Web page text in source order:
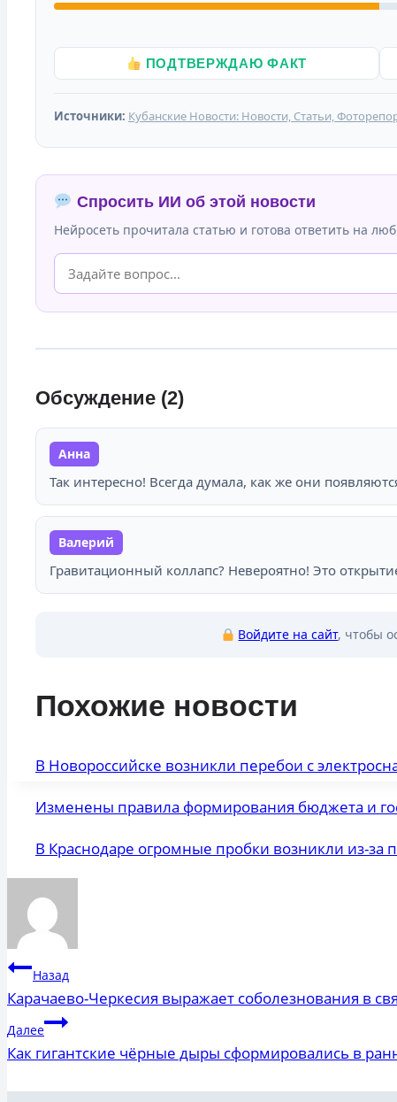
ПОДТВЕРЖДАЮ ФАКТ
Источники: Кубанские Новости: Новости, Статьи,
Спросить ИИ об этой новости
Нейросеть прочитала статью и готова ответить на
Обсуждение (2)
Анна
Так интересно! Всегда думала, как же они
Валерий
Гравитационный коллапс? Невероятно! Это
Войдите на сайт, чтобы
Похожие новости
В Новороссийске возникли перебои с
Изменены правила формирования бюджета и
В Краснодаре огромные пробки возникли из-за
Навигация
по
записям
Назад
Карачаево-Черкесия выражает соболезнования в
Далее
Как гигантские чёрные дыры сформировались в